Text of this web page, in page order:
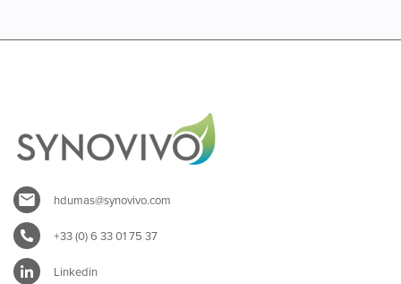
hdumas@synovivo.com
+33 (0) 6 33 01 75 37
Linkedin